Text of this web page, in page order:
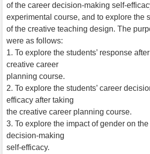
of the career decision-making self-
experimental course, and to explore the
of the creative teaching design. The
were as follows:
1. To explore the students’ response
creative career
planning course.
2. To explore the students’ career
efficacy after taking
the creative career planning course.
3. To explore the impact of gender on the
decision-making
self-efficacy.